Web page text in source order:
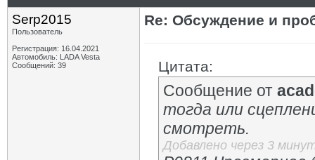
Serp2015
Пользователь
Регистрация: 16.04.2021
Автомобиль: LADA Vesta
Сообщений: 39
Re: Обсуждение и
Цитата:
Сообщение от
тогда или
смотреть.
Добавлено через 3